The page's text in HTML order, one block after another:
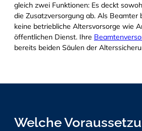
gleich zwei Funktionen: Es deckt
die Zusatzversorgung ab. Als Beamter
keine betriebliche Altersvorsorge wie
öffentlichen Dienst. Ihre
bereits beiden Säulen der
Welche